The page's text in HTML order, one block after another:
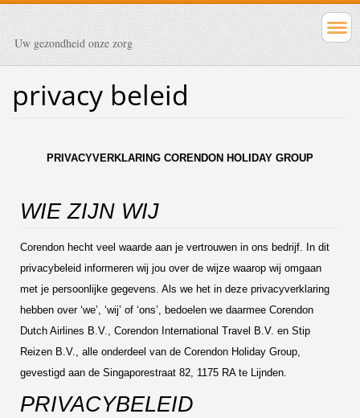
Uw gezondheid onze zorg
privacy beleid
PRIVACYVERKLARING CORENDON HOLIDAY GROUP
WIE ZIJN WIJ
Corendon hecht veel waarde aan je vertrouwen in ons bedrijf. In dit
privacybeleid informeren wij jou over de wijze waarop wij omgaan
met je persoonlijke gegevens. Als we het in deze privacyverklaring
hebben over ‘we’, ‘wij’ of ‘ons’, bedoelen we daarmee Corendon
Dutch Airlines B.V., Corendon International Travel B.V. en Stip
Reizen B.V., alle onderdeel van de Corendon Holiday Group,
gevestigd aan de Singaporestraat 82, 1175 RA te Lijnden.
PRIVACYBELEID